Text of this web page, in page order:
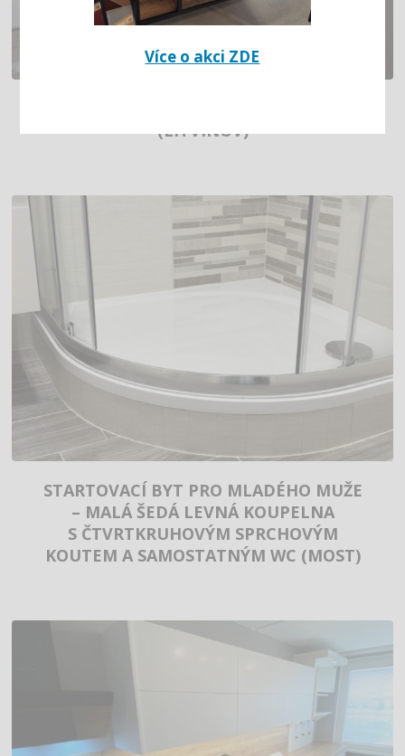
(LITVÍNOV)
STARTOVACÍ BYT PRO MLADÉHO MUŽE
– MALÁ ŠEDÁ LEVNÁ KOUPELNA
S ČTVRTKRUHOVÝM SPRCHOVÝM
KOUTEM A SAMOSTATNÝM WC (MOST)
Více o akci ZDE